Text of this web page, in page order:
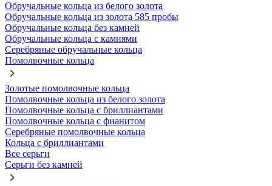
Обручальные кольца из белого золота
Обручальные кольца из золота 585 пробы
Обручальные кольца без камней
Обручальные кольца с камнями
Серебряные обручальные кольца
Помолвочные кольца
Золотые помолвочные кольца
Помолвочные кольца из белого золота
Помолвочные кольца с бриллиантами
Помолвочные кольца с фианитом
Серебряные помолвочные кольца
Кольца с бриллиантами
Все серьги
Серьги без камней